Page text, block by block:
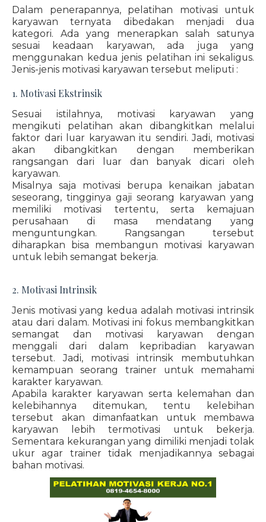
Dalam penerapannya, pelatihan motivasi untuk
karyawan ternyata dibedakan menjadi dua
kategori. Ada yang menerapkan salah satunya
sesuai keadaan karyawan, ada juga yang
menggunakan kedua jenis pelatihan ini sekaligus.
Jenis-jenis motivasi karyawan tersebut meliputi :
1. Motivasi Ekstrinsik
Sesuai istilahnya, motivasi karyawan yang
mengikuti pelatihan akan dibangkitkan melalui
faktor dari luar karyawan itu sendiri. Jadi, motivasi
akan dibangkitkan dengan memberikan
rangsangan dari luar dan banyak dicari oleh
karyawan.
Misalnya saja motivasi berupa kenaikan jabatan
seseorang, tingginya gaji seorang karyawan yang
memiliki motivasi tertentu, serta kemajuan
perusahaan di masa mendatang yang
menguntungkan. Rangsangan tersebut
diharapkan bisa membangun motivasi karyawan
untuk lebih semangat bekerja.
2. Motivasi Intrinsik
Jenis motivasi yang kedua adalah motivasi intrinsik
atau dari dalam. Motivasi ini fokus membangkitkan
semangat dan motivasi karyawan dengan
menggali dari dalam kepribadian karyawan
tersebut. Jadi, motivasi intrinsik membutuhkan
kemampuan seorang trainer untuk memahami
karakter karyawan.
Apabila karakter karyawan serta kelemahan dan
kelebihannya ditemukan, tentu kelebihan
tersebut akan dimanfaatkan untuk membawa
karyawan lebih termotivasi untuk bekerja.
Sementara kekurangan yang dimiliki menjadi tolak
ukur agar trainer tidak menjadikannya sebagai
bahan motivasi.